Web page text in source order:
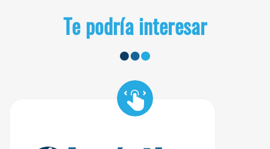
Te podría interesar